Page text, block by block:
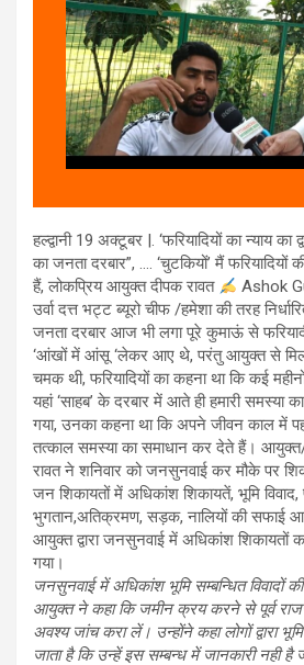
हल्द्वानी 19 अक्टूबर |. ‘फरियादियों का न्याय का
का जनता दरबार”, …. ‘चुटकियों’ मैं
हैं, लोकप्रिय आयुक्त दीपक रावत
Ashok
उर्वा दत्त भट्ट ब्यूरो चीफ /हमेशा की तरह
जनता दरबार आज भी लगा पूरे कुमाऊं से
‘आंखों में आंसू ‘लेकर आए थे, परंतु आयुक्त से
चमक थी, फरियादियों का कहना था कि कई
यहां ‘साहब’ के दरबार में आते ही हमारी समस्या
गया, उनका कहना था कि अपने जीवन काल में
तत्काल समस्या का समाधान कर देते हैं।
रावत ने शनिवार को जनसुनवाई कर मौके पर
जन शिकायतों में अधिकांश शिकायतें, भूमि विवाद,
भुगतान,अतिक्रमण, सड़क, नालियों की सफाई
आयुक्त द्वारा जनसुनवाई में अधिकांश शिकायतों
गया।
जनसुनवाई में अधिकांश भूमि सम्बन्धित विवादों
आयुक्त ने कहा कि जमीन क्रय करने से पूर्व
अवश्य जांच करा लें। उन्होंने कहा लोगों द्वारा
जाता है कि उन्हें इस सम्बन्ध में जानकारी नही है